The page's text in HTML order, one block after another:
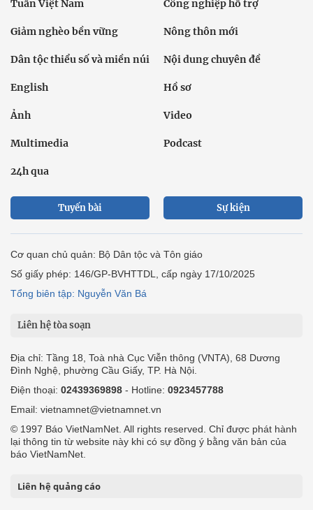
Tuần Việt Nam Công nghiệp hỗ trợ
Giảm nghèo bền vững Nông thôn mới
Dân tộc thiểu số và miền núi Nội dung chuyên đề
English Hồ sơ
Ảnh Video
Multimedia Podcast
24h qua
Tuyến bài Sự kiện
Cơ quan chủ quản: Bộ Dân tộc và Tôn giáo
Số giấy phép: 146/GP-BVHTTDL, cấp ngày 17/10/2025
Tổng biên tập: Nguyễn Văn Bá
Liên hệ tòa soạn
Địa chỉ: Tầng 18, Toà nhà Cục Viễn thông (VNTA), 68 Dương
Đình Nghệ, phường Cầu Giấy, TP. Hà Nội.
Điện thoại: 02439369898 - Hotline: 0923457788
Email: vietnamnet@vietnamnet.vn
© 1997 Báo VietNamNet. All rights reserved. Chỉ được phát hành
lại thông tin từ website này khi có sự đồng ý bằng văn bản của
báo VietNamNet.
Liên hệ quảng cáo